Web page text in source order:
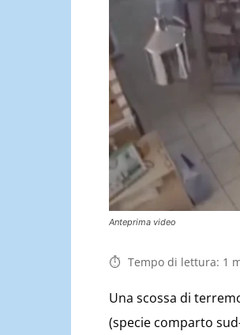
Anteprima video
Tempo di lettura: 1
Una scossa di
(specie comparto